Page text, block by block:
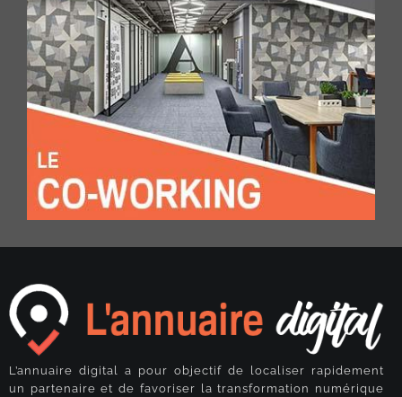
L’annuaire digital a pour objectif de localiser rapidement
un partenaire et de favoriser la transformation numérique